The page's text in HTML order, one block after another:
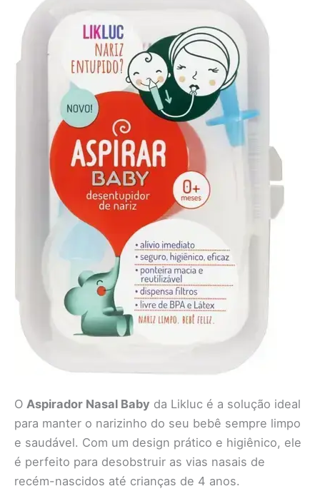
O Aspirador Nasal Baby da Likluc é a solução ideal
para manter o narizinho do seu bebê sempre limpo
e saudável. Com um design prático e higiênico, ele
é perfeito para desobstruir as vias nasais de
recém-nascidos até crianças de 4 anos.